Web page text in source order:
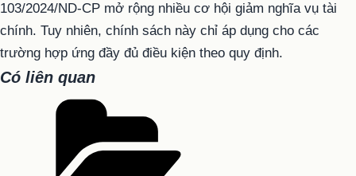
103/2024/ND-CP mở rộng nhiều cơ hội giảm nghĩa vụ tài
chính. Tuy nhiên, chính sách này chỉ áp dụng cho các
trường hợp ứng đầy đủ điều kiện theo quy định.
Có liên quan